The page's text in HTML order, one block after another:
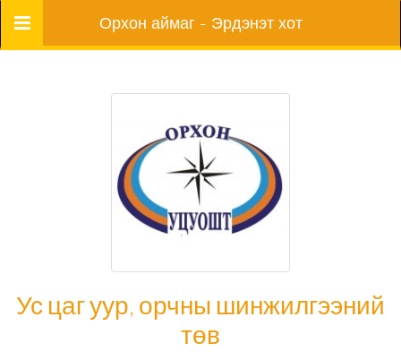
Цэс Орхон аймаг - Эрдэнэт хот
Ус цаг уур, орчны шинжилгээний
төв